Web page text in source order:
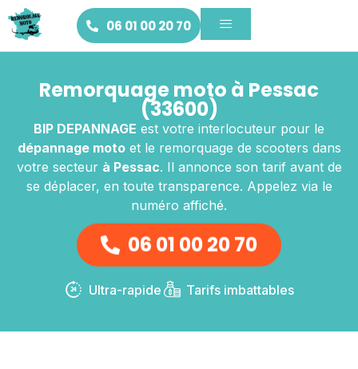
06 01 00 20 70
Remorquage moto à Pessac
(33600)
BIP DEPANNAGE est votre interlocuteur pour le
dépannage motoet le remorquage de scooters dans
votre secteur à Pessac. Il annonce son tarif avant de
se déplacer, en toute transparence. Appelez via le
numéro affiché.
06 01 00 20 70
Ultra-rapide Tarifs imbattables